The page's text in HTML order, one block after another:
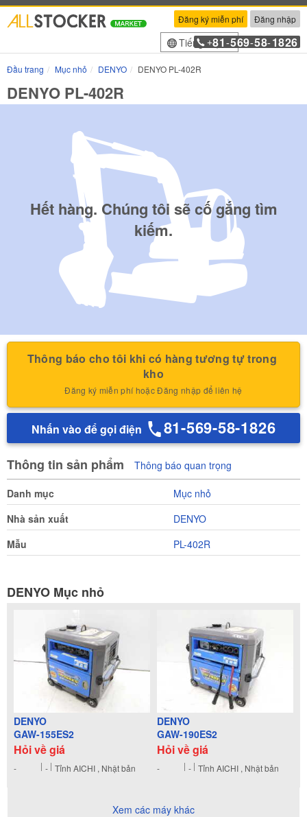
Đăng ký miễn phí Đăng nhập
Tiếng Việt
+81 -569-58-1826
Đầu trang Mục nhỏ DENYO DENYO PL-402R
DENYO PL-402R
Hết hàng. Chúng tôi sẽ cố gắng tìm
kiếm.
Thông báo cho tôi khi có hàng tương tự trong
kho
Đăng ký miễn phí hoặc Đăng nhập để liên hệ
Nhấn vào để gọi điện 81-569-58-1826
Thông tin sản phẩm Thông báo quan trọng
Danh mục
Mục nhỏ
Nhà sản xuất
DENYO
Mẫu
PL-402R
DENYO Mục nhỏ
DENYO
GAW-155ES2
Hỏi về giá
- - Tỉnh AICHI , Nhật bản
DENYO
GAW-190ES2
Hỏi về giá
- - Tỉnh AICHI , Nhật bản
Xem các máy khác